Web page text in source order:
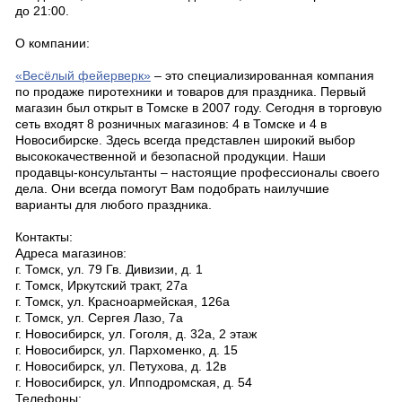
до 21:00.
О компании:
«Весёлый фейерверк» – это специализированная компания
по продаже пиротехники и товаров для праздника. Первый
магазин был открыт в Томске в 2007 году. Сегодня в торговую
сеть входят 8 розничных магазинов: 4 в Томске и 4 в
Новосибирске. Здесь всегда представлен широкий выбор
высококачественной и безопасной продукции. Наши
продавцы-консультанты – настоящие профессионалы своего
дела. Они всегда помогут Вам подобрать наилучшие
варианты для любого праздника.
Контакты:
Адреса магазинов:
г. Томск, ул. 79 Гв. Дивизии, д. 1
г. Томск, Иркутский тракт, 27а
г. Томск, ул. Красноармейская, 126а
г. Томск, ул. Сергея Лазо, 7а
г. Новосибирск, ул. Гоголя, д. 32а, 2 этаж
г. Новосибирск, ул. Пархоменко, д. 15
г. Новосибирск, ул. Петухова, д. 12в
г. Новосибирск, ул. Ипподромская, д. 54
Телефоны: